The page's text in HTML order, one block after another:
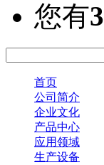
您有3
首页
公司简介
企业文化
产品中心
应用领域
生产设备